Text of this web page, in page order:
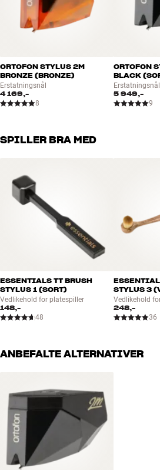
ORTOFON STYLUS 2M
BRONZE (BRONZE)
Erstatningsnål
4 169,-
8
ORTOFON
BLACK
Erstatningsnål
5 949,-
9
SPILLER BRA MED
ESSENTIALS TT BRUSH
STYLUS 1 (SORT)
Vedlikehold for platespiller
148,-
48
STYLUS 3
Vedlikehold
248,-
36
ANBEFALTE ALTERNATIVER